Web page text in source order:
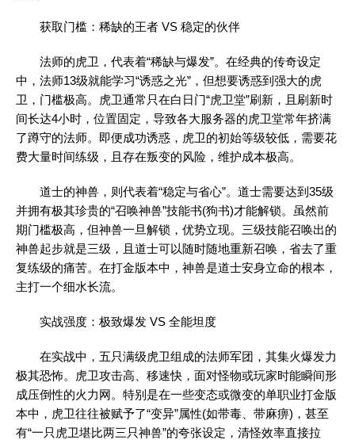
获取门槛：稀缺的王者 VS 稳定的伙伴
法师的虎卫，代表着“稀缺与爆发”。在经典的传奇设定
中，法师13级就能学习“诱惑之光”，但想要诱惑到强大的虎
卫，门槛极高。虎卫通常只在白日门“虎卫堂”刷新，且刷新时
间长达4小时，位置固定，导致各大服务器的虎卫堂常年挤满
了蹲守的法师。即便成功诱惑，虎卫的初始等级较低，需要花
费大量时间练级，且存在叛变的风险，维护成本极高。
道士的神兽，则代表着“稳定与省心”。道士需要达到35级
并拥有极其珍贵的“召唤神兽”技能书(狗书)才能解锁。虽然前
期门槛极高，但神兽一旦解锁，优势立现。三级技能召唤出的
神兽起步就是三级，且道士可以随时随地重新召唤，省去了重
复练级的痛苦。在打金版本中，神兽是道士安身立命的根本，
主打一个细水长流。
实战强度：极致爆发 VS 全能坦度
在实战中，五只满级虎卫组成的法师军团，其集火爆发力
极其恐怖。虎卫攻击高、移速快，面对怪物或玩家时能瞬间形
成压倒性的火力网。特别是在一些变态或微变的单职业打金版
本中，虎卫往往被赋予了“变异”属性(如带毒、带麻痹)，甚至
有“一只虎卫堪比两三只神兽”的夸张设定，清怪效率直接拉